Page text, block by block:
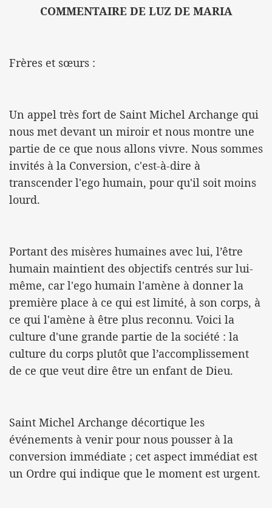
COMMENTAIRE DE LUZ DE MARIA
Frères et sœurs :
Un appel très fort de Saint Michel Archange qui
nous met devant un miroir et nous montre une
partie de ce que nous allons vivre. Nous sommes
invités à la Conversion, c'est-à-dire à
transcender l'ego humain, pour qu'il soit moins
lourd.
Portant des misères humaines avec lui, l’être
humain maintient des objectifs centrés sur lui-
même, car l'ego humain l'amène à donner la
première place à ce qui est limité, à son corps, à
ce qui l'amène à être plus reconnu. Voici la
culture d'une grande partie de la société : la
culture du corps plutôt que l’accomplissement
de ce que veut dire être un enfant de Dieu.
Saint Michel Archange décortique les
événements à venir pour nous pousser à la
conversion immédiate ; cet aspect immédiat est
un Ordre qui indique que le moment est urgent.